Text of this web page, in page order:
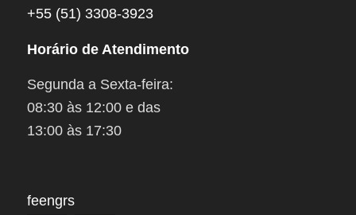
+55 (51) 3308-3923
Horário de Atendimento
Segunda a Sexta-feira:
08:30 às 12:00 e das
13:00 às 17:30
feengrs